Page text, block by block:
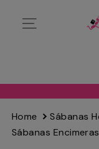
directamente
Home
Sábanas
Sábanas